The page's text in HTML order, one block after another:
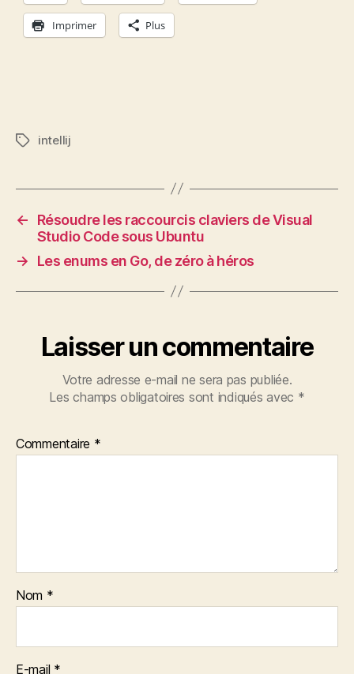
Imprimer Plus
Étiquettes
intellij
←
Résoudre les raccourcis claviers de Visual
Studio Code sous Ubuntu
→
Les enums en Go, de zéro à héros
Laisser un commentaire
Votre adresse e-mail ne sera pas publiée.
Les champs obligatoires sont indiqués avec *
Commentaire *
Nom *
E-mail *